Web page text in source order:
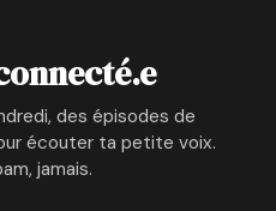
des épisodes de
écouter ta petite voix.
jamais.